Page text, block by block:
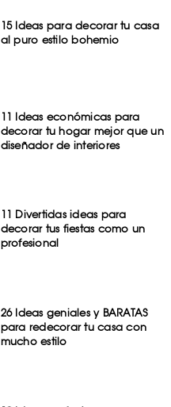
15 Ideas para decorar tu casa
al puro estilo bohemio
11 Ideas económicas para
decorar tu hogar mejor que un
diseñador de interiores
11 Divertidas ideas para
decorar tus fiestas como un
profesional
26 Ideas geniales y BARATAS
para redecorar tu casa con
mucho estilo